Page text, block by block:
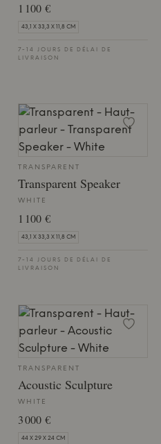
1 100 €
43,1 X 33,3 X 11,8 CM
7-14 JOURS DE DÉLAI DE
LIVRAISON
TRANSPARENT
Transparent Speaker
WHITE
1 100 €
43,1 X 33,3 X 11,8 CM
7-14 JOURS DE DÉLAI DE
LIVRAISON
TRANSPARENT
Acoustic Sculpture
WHITE
3 000 €
44 X 29 X 24 CM